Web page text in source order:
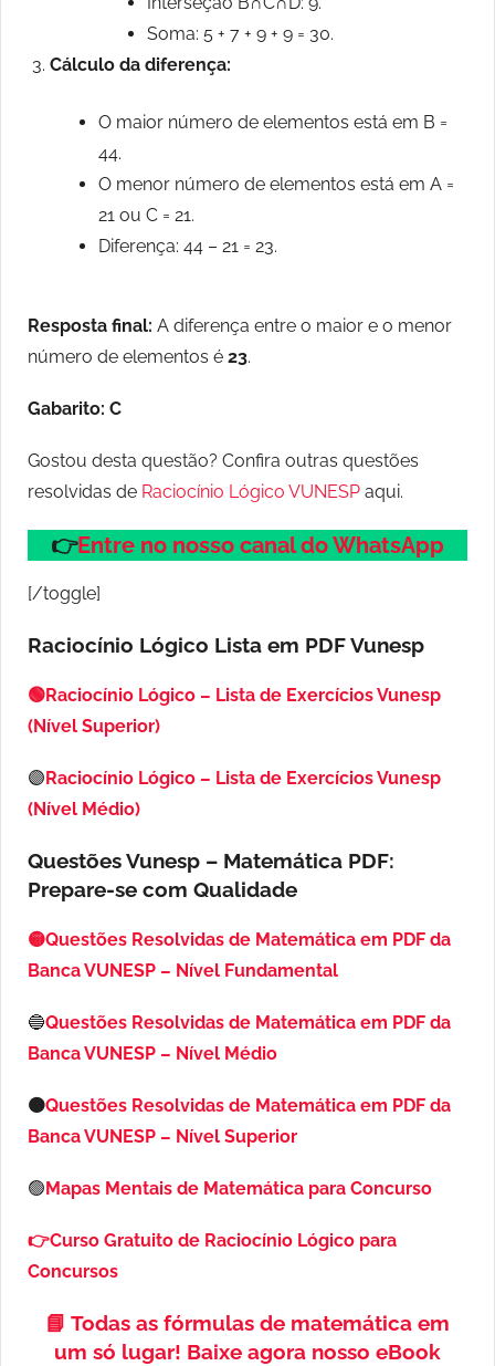
Soma: 5 + 7 + 9 + 9 = 30.
Cálculo da diferença:
O maior número de elementos está em B =
44.
O menor número de elementos está em A =
21 ou C = 21.
Diferença: 44 – 21 = 23.
Resposta final: A diferença entre o maior e o menor
número de elementos é 23.
Gabarito: C
Gostou desta questão? Confira outras questões
resolvidas de Raciocínio Lógico VUNESP aqui.
👉Entre no nosso canal do WhatsApp
[/toggle]
Raciocínio Lógico Lista em PDFVunesp
🟢Raciocínio Lógico – Lista de Exercícios Vunesp
(Nível Superior)
🟣 Raciocínio Lógico – Lista de Exercícios Vunesp
(Nível Médio)
Questões Vunesp – Matemática PDF:
Prepare-se com Qualidade
🟡Questões Resolvidas de Matemática em PDF da
Banca VUNESP – Nível Fundamental
🔵Questões Resolvidas de Matemática em PDF da
Banca VUNESP – Nível Médio
🟠Questões Resolvidas de Matemática em PDF da
Banca VUNESP – Nível Superior
🟢 Mapas Mentais de Matemática para Concurso
👉Curso Gratuito de Raciocínio Lógico para
Concursos
📘 Todas as fórmulas de matemática em
um só lugar! Baixe agora nosso eBook